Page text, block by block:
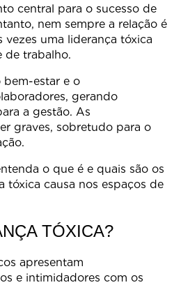
central para o sucesso de
nem sempre a relação é
vezes uma liderança tóxica
de trabalho.
bem-estar e o
gerando
a gestão. As
graves, sobretudo para o
o que é e quais são os
tóxica causa nos espaços de
TÓXICA?
apresentam
e intimidadores com os